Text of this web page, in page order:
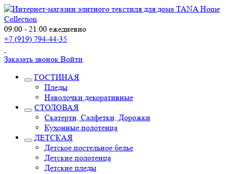
09:00 - 21:00 ежедневно
+7 (919) 794-44-35
Заказать звонок Войти
ГОСТИНАЯ
Пледы
Наволочки декоративные
СТОЛОВАЯ
Скатерти, Салфетки, Дорожки
Кухонные полотенца
ДЕТСКАЯ
Детское постельное белье
Детские полотенца
Детские пледы